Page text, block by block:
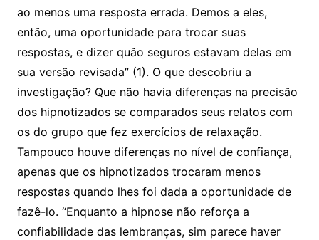
ao menos uma resposta errada. Demos a eles,
então, uma oportunidade para trocar suas
respostas, e dizer quão seguros estavam delas em
sua versão revisada” (1). O que descobriu a
investigação? Que não havia diferenças na precisão
dos hipnotizados se comparados seus relatos com
os do grupo que fez exercícios de relaxação.
Tampouco houve diferenças no nível de confiança,
apenas que os hipnotizados trocaram menos
respostas quando lhes foi dada a oportunidade de
fazê-lo. “Enquanto a hipnose não reforça a
confiabilidade das lembranças, sim parece haver